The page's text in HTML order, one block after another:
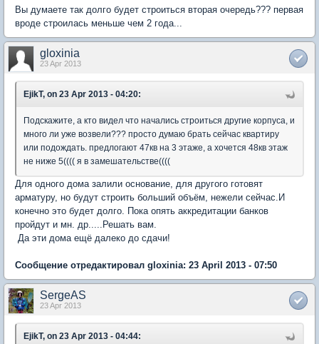
Вы думаете так долго будет строиться вторая очередь??? первая
вроде строилась меньше чем 2 года...
gloxinia
23 Apr 2013
EjikT, on 23 Apr 2013 - 04:20:
Подскажите, а кто видел что начались строиться другие корпуса, и
много ли уже возвели??? просто думаю брать сейчас квартиру
или подождать. предлогают 47кв на 3 этаже, а хочется 48кв этаж
не ниже 5(((( я в замешательстве((((
Для одного дома залили основание, для другого готовят
арматуру, но будут строить больший объём, нежели сейчас.И
конечно это будет долго. Пока опять аккредитации банков
пройдут и мн. др.....Решать вам.
Да эти дома ещё далеко до сдачи!
Сообщение отредактировал gloxinia: 23 April 2013 - 07:50
SergeAS
23 Apr 2013
EjikT, on 23 Apr 2013 - 04:44: